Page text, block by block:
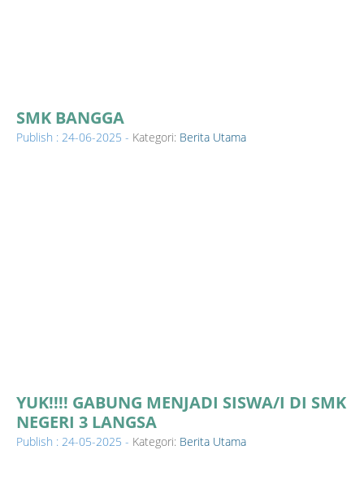
SMK BANGGA
Publish : 24-06-2025 - Kategori: Berita Utama
YUK!!!! GABUNG MENJADI SISWA/I DI SMK
NEGERI 3 LANGSA
Publish : 24-05-2025 - Kategori: Berita Utama